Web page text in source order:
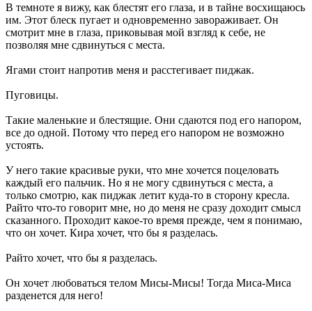
В темноте я вижу, как блестят его глаза, и в тайне восхищаюсь
им. Этот блеск пугает и одновременно завораживает. Он
смотрит мне в глаза, приковывая мой взгляд к себе, не
позволяя мне сдвинуться с места.
Ягами стоит напротив меня и расстегивает пиджак.
Пуговицы.
Такие маленькие и блестящие. Они сдаются под его напором,
все до одной. Потому что перед его напором не возможно
устоять.
У него такие красивые руки, что мне хочется поцеловать
каждый его пальчик. Но я не могу сдвинуться с места, а
только смотрю, как пиджак летит куда-то в сторону кресла.
Райто что-то говорит мне, но до меня не сразу доходит смысл
сказанного. Проходит какое-то время прежде, чем я понимаю,
что он хочет. Кира хочет, что бы я разделась.
Райто хочет, что бы я разделась.
Он хочет любоваться телом Мисы-Мисы! Тогда Миса-Миса
разденется для него!